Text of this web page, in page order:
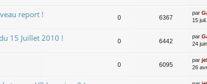
report ! 0 6367
par
15
15 Juillet 2010 ! 0 6442
par
24
0 6095
par
26